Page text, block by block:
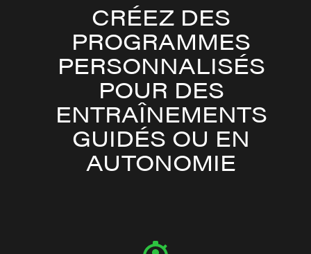
CRÉEZ DES
PROGRAMMES
PERSONNALISÉS
POUR DES
ENTRAÎNEMENTS
GUIDÉS OU EN
AUTONOMIE